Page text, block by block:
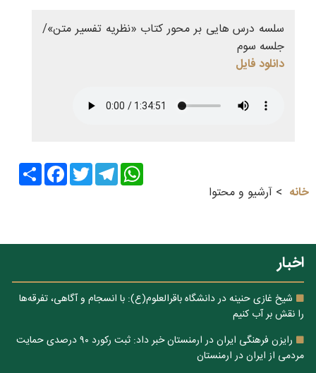
سلسه درس هایی بر محور کتاب «نظریه تفسیر متن»/
جلسه سوم
دانلود فایل
Share
FacebookTwitter
Telegram
WhatsApp
خانه
آرشیو و محتوا
اخبار
شیخ غازی حنینه در دانشگاه باقرالعلوم(ع): با انسجام و آگاهی، تفرقه‌ها
را نقش بر آب کنیم
رایزن فرهنگی ایران در ارمنستان خبر داد: ثبت رکورد ۹۰ درصدی حمایت
مردمی از ایران در ارمنستان